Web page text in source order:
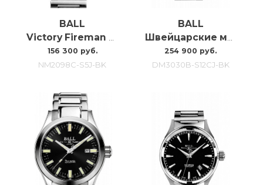
BALL
156 300 руб.
NM2098C-S5J-BK
BALL
254 900 руб.
DM3030B-S12CJ-BK